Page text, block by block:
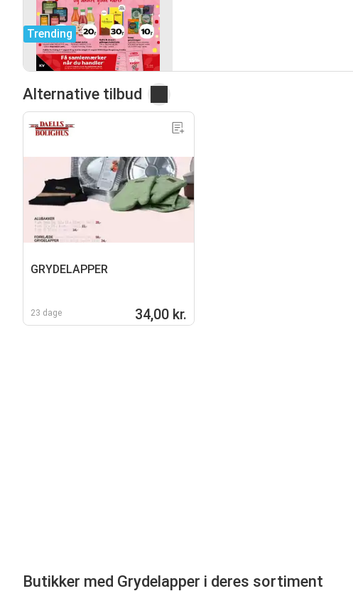
Trending
Alternative tilbud
GRYDELAPPER
23 dage 34,00 kr.
Butikker med Grydelapper i deres sortiment